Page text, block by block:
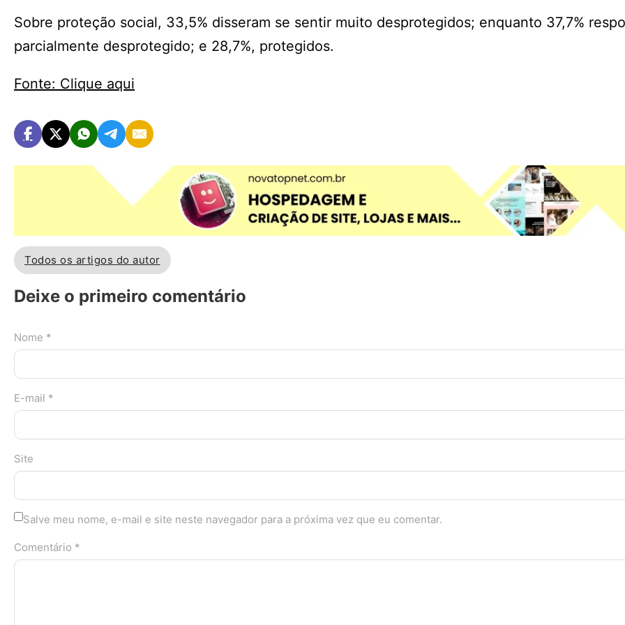
Sobre proteção social, 33,5% disseram se sentir muito desprotegidos; enquanto 37,7%
parcialmente desprotegido; e 28,7%, protegidos.
Fonte: Clique aqui
Todos os artigos do autor
Deixe o primeiro comentário
Nome *
E-mail *
Site
Salve meu nome, e-mail e site neste navegador para a próxima vez que eu comentar.
Comentário *